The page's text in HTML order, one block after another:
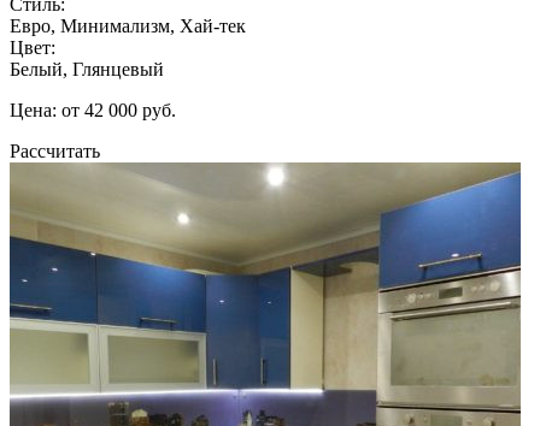
Евро, Минимализм, Хай-тек
Цвет:
Белый, Глянцевый
Цена: от 42 000 руб.
Рассчитать